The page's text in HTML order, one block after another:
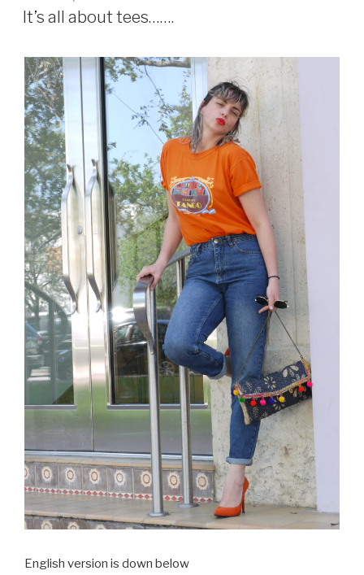
for
ON
It’s all about tees…….
English version is down below